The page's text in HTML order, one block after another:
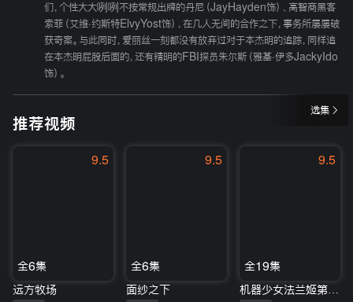
们，个性大大咧咧不按常规出牌的丹尼（JayHayden饰）、高智商黑客
索菲（艾维·约斯特ElvyYost饰），在几人无间的合作之下，事务所屡屡破
获奇案。与此同时，爱丽丝一刻都没有放弃过对于本杰明的追踪，同样追
在本杰明屁股后面的，还有精明的FBI探员朱尔斯（雅基·伊多JackyIdo
饰）。
选集
推荐视频
9.5
全6集
远方牧场
9.5
全6集
面纱之下
9.5
全19集